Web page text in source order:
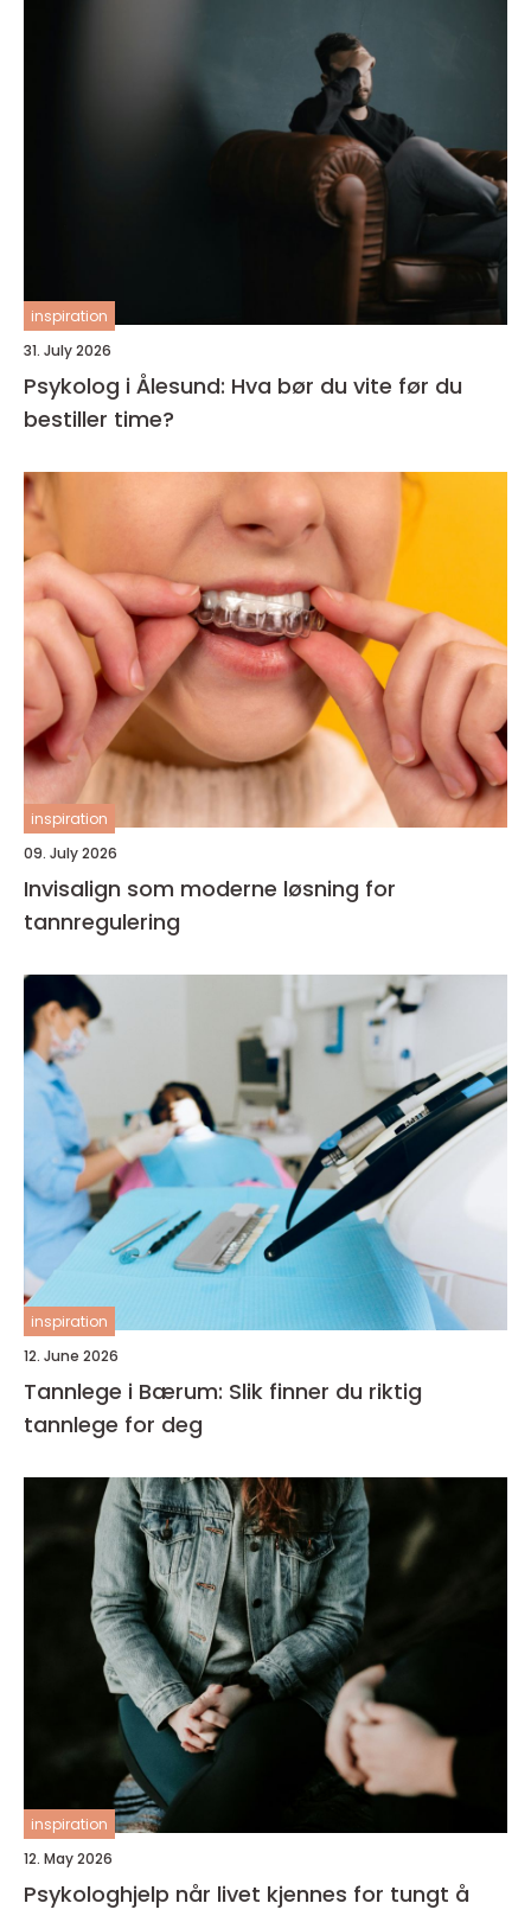
inspiration
31. July 2026
Psykolog i Ålesund: Hva bør du vite før du
bestiller time?
inspiration
09. July 2026
Invisalign som moderne løsning for
tannregulering
inspiration
12. June 2026
Tannlege i Bærum: Slik finner du riktig
tannlege for deg
inspiration
12. May 2026
Psykologhjelp når livet kjennes for tungt å